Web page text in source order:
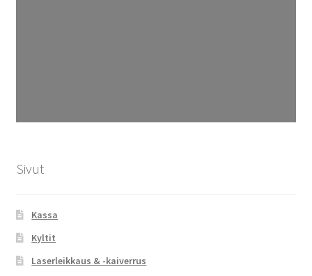
Sivut
Kassa
Kyltit
Laserleikkaus & -kaiverrus